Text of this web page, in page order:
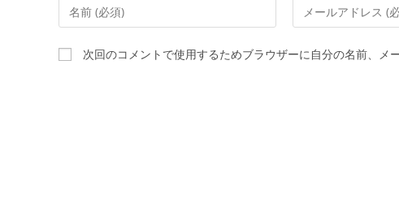
次回のコメントで使用するためブラウザーに自分の名前、メ